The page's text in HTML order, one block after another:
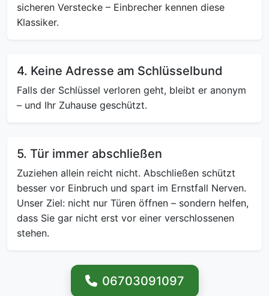
sicheren Verstecke – Einbrecher kennen diese
Klassiker.
4. Keine Adresse am Schlüsselbund
Falls der Schlüssel verloren geht, bleibt er anonym
– und Ihr Zuhause geschützt.
5. Tür immer abschließen
Zuziehen allein reicht nicht. Abschließen schützt
besser vor Einbruch und spart im Ernstfall Nerven.
Unser Ziel: nicht nur Türen öffnen – sondern helfen,
dass Sie gar nicht erst vor einer verschlossenen
stehen.
06703091097